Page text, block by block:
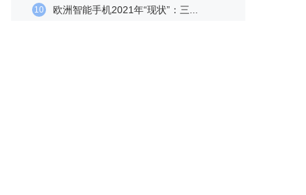
10 欧洲智能手机2021年“现状”：三...